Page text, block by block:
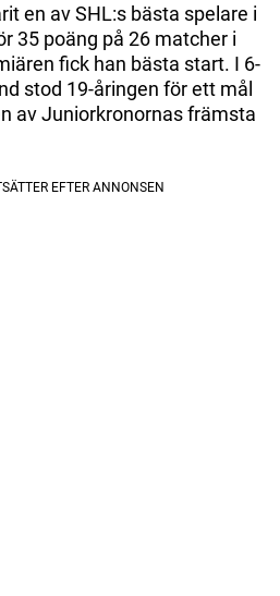
en av SHL:s bästa spelare i
35 poäng på 26 matcher i
fick han bästa start. I 6-
stod 19-åringen för ett mål
av Juniorkronornas främsta